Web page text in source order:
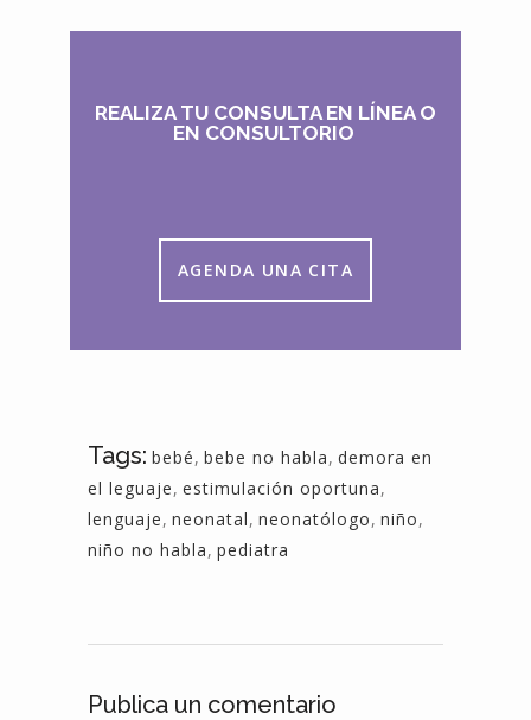
REALIZA TU CONSULTA EN LÍNEA O
EN CONSULTORIO
AGENDA UNA CITA
Tags: bebé, bebe no habla, demora en
el leguaje, estimulación oportuna,
lenguaje, neonatal, neonatólogo, niño,
niño no habla, pediatra
Publica un comentario